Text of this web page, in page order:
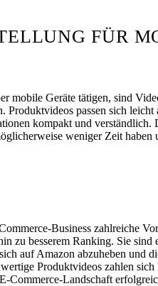
FÜR
mobile Geräte tätigen, sind
Produktvideos passen sich leicht
kompakt und verständlich.
weniger Zeit haben
Business zahlreiche
zu besserem Ranking. Sie sind
auf Amazon abzuheben und
Produktvideos zahlen sich
Commerce-Landschaft